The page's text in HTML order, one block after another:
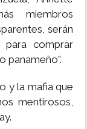
miembros
serán
comprar
panameño".
y la mafia que
mentirosos,